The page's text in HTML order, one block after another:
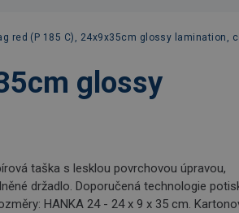
red (P 185 C), 24x9x35cm glossy lamination,
glossy
taška s lesklou povrchovou úpravou,
držadlo. Doporučená technologie
HANKA 24 - 24 x 9 x 35 cm.